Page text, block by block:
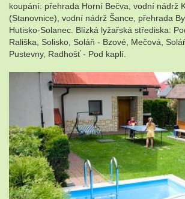
koupání: přehrada Horní Bečva, vodní nádrž
(Stanovnice), vodní nádrž Šance, přehrada
Hutisko-Solanec. Blízká lyžařská střediska:
Rališka, Solisko, Soláň - Bzové, Mečová,
Pustevny, Radhošť - Pod kaplí.